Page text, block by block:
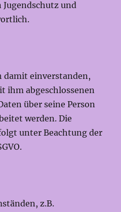
und
damit einverstanden,
ihm abgeschlossenen
über seine Person
werden. Die
unter Beachtung der
z.B.